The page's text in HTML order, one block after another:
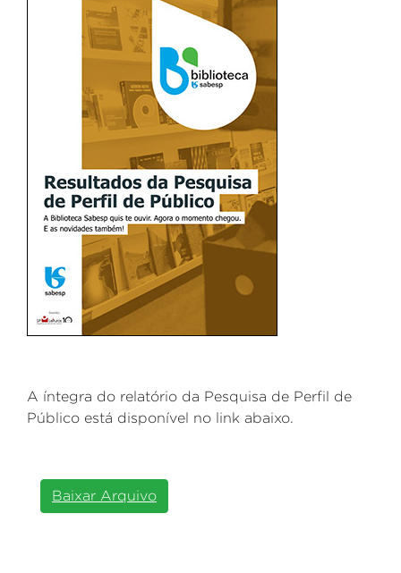
A íntegra do relatório da Pesquisa de Perfil de
Público está disponível no link abaixo.
Baixar Arquivo